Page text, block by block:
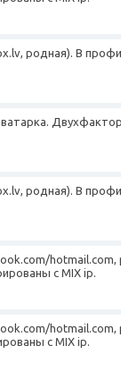
родная). В
родная). В
с MIX ip.
с MIX ip.